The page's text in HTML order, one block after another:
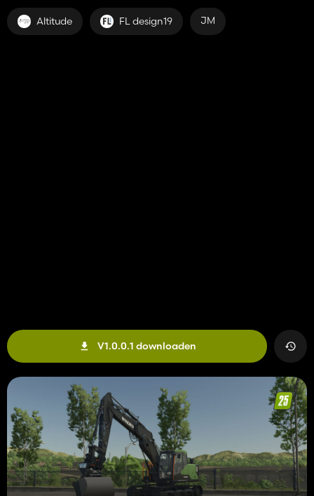
Altitude FL design19 JM
V1.0.0.1 downloaden